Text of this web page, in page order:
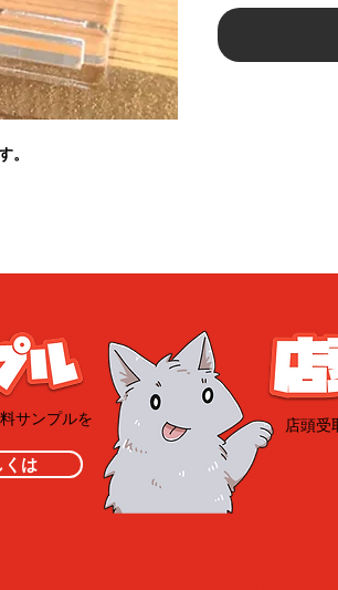
。
サンプルを
くは
店頭受